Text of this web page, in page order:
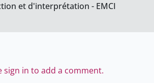
et d'interprétation - EMCI
sign in to add a comment.